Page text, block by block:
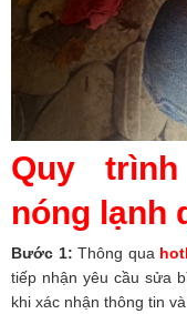
Quy
nóng lạnh
Bước 1: Thông qua
tiếp nhận yêu cầu sửa
khi xác nhận thông tin